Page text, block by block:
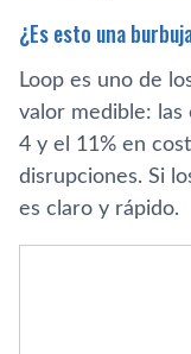
¿Es esto una
Loop es uno de
valor medible: las
4 y el 11% en
disrupciones. Si
es claro y rápido.